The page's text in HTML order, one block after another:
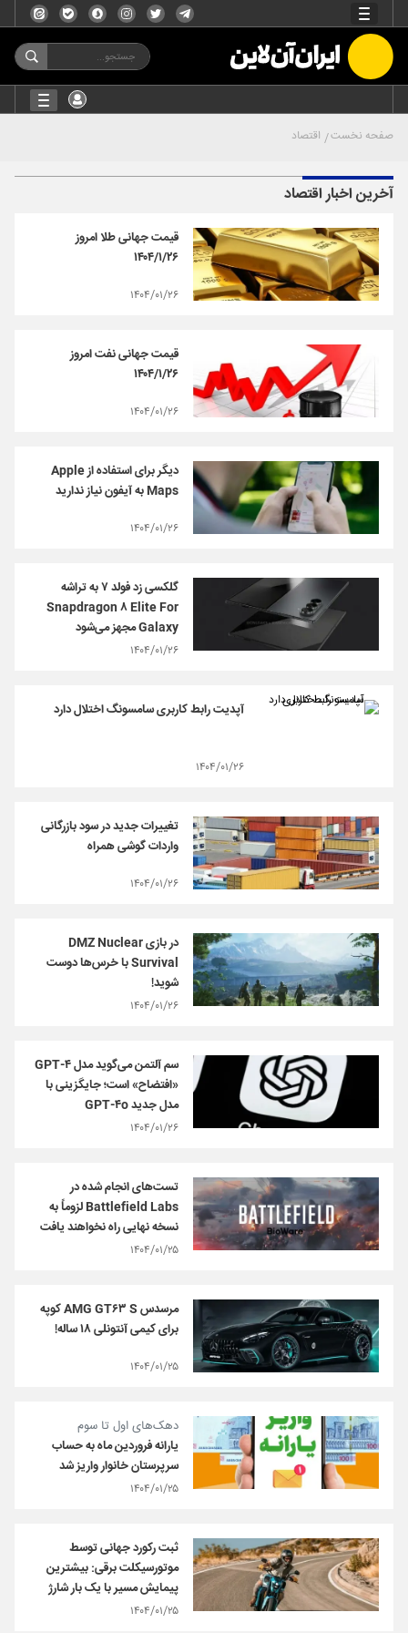
صفحه نخست اقتصاد
آخرین اخبار اقتصاد
قیمت جهانی طلا امروز
۱۴۰۴/۱/۲۶
۱۴۰۴/۰۱/۲۶
قیمت جهانی نفت امروز
۱۴۰۴/۱/۲۶
۱۴۰۴/۰۱/۲۶
دیگر برای استفاده از Apple
Maps به آیفون نیاز ندارید
۱۴۰۴/۰۱/۲۶
گلکسی زد فولد ۷ به تراشه
Snapdragon ۸ Elite For
Galaxy مجهز می‌شود
۱۴۰۴/۰۱/۲۶
آپدیت رابط کاربری سامسونگ اختلال دارد
۱۴۰۴/۰۱/۲۶
تغییرات جدید در سود بازرگانی
واردات گوشی همراه
۱۴۰۴/۰۱/۲۶
در بازی DMZ Nuclear
Survival با خرس‌ها دوست
شوید!
۱۴۰۴/۰۱/۲۶
سم آلتمن می‌گوید مدل GPT-۴
«افتضاح» است؛ جایگزینی با
مدل جدید GPT-۴o
۱۴۰۴/۰۱/۲۶
تست‌های انجام شده در
Battlefield Labs لزوماً به
نسخه نهایی راه نخواهند یافت
۱۴۰۴/۰۱/۲۵
مرسدس AMG GT۶۳ S کوپه
برای کیمی آنتونلی ۱۸ ساله!
۱۴۰۴/۰۱/۲۵
دهک‌های اول تا سوم
یارانه فروردین ماه به حساب
سرپرستان خانوار واریز شد
۱۴۰۴/۰۱/۲۵
ثبت رکورد جهانی توسط
موتورسیکلت برقی: بیشترین
پیمایش مسیر با یک بار شارژ
۱۴۰۴/۰۱/۲۵